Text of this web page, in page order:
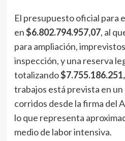
El presupuesto oficial para
en$6.802.794.957,07, al
para ampliación,
inspección, y una reserva
totalizando
trabajos está prevista en un
corridos desde la firma del
lo que representa
medio de labor intensiva.